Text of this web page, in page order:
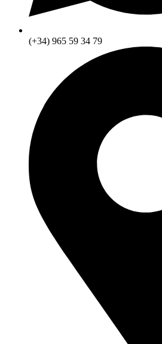
(+34) 965 59 34 79